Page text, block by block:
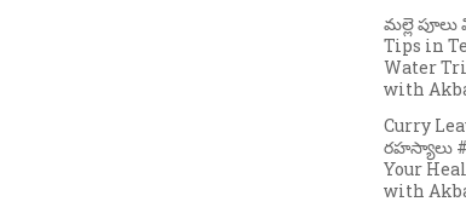
మల్లె
Tips in
Water
with
Curry
రహస్యాలు
Your
with